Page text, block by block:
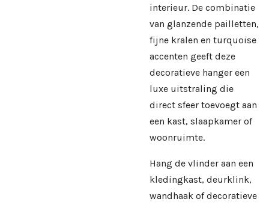
interieur. De combinatie
van glanzende pailletten,
fijne kralen en turquoise
accenten geeft deze
decoratieve hanger een
luxe uitstraling die
direct sfeer toevoegt aan
een kast, slaapkamer of
woonruimte.
Hang de vlinder aan een
kledingkast, deurklink,
wandhaak of decoratieve